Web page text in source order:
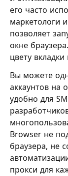
его часто
маркетологи
позволяет
окне
цвету
Вы можете
аккаунтов на
удобно для
Browser не
браузера, не
прокси для